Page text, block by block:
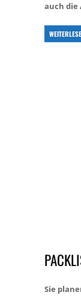
auch die
Sie